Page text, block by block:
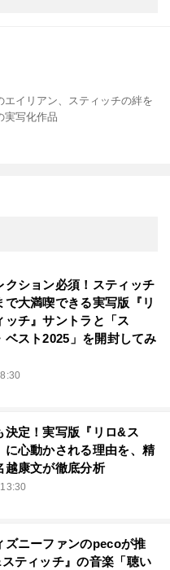
エイリアン、スティッチの絆を
実写化作品
クション必須！スティッチ
で大満喫できる実写版『リ
ッチ』サントラと「ス
ベスト2025」を開封してみ
決定！実写版『リロ&ス
に心動かされる理由を、精
越康文が徹底分析
ズニーファンのpecoが推
ティッチ』の音楽「聴い